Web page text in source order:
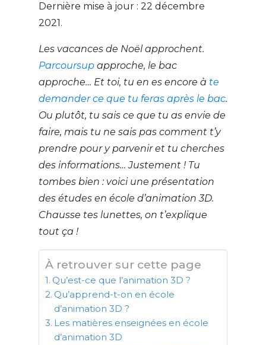
Dernière mise à jour : 22 décembre
2021.
Les vacances de Noël approchent.
Parcoursupapproche, le bac
approche… Et toi, tu en es encore à te
demander ce que tu feras après le bac.
Ou plutôt, tu sais ce que tu as envie de
faire, mais tu ne sais pas comment t’y
prendre pour y parvenir et tu cherches
des informations… Justement ! Tu
tombes bien : voici une présentation
des études en école d’animation 3D.
Chausse tes lunettes, on t’explique
tout ça !
À retrouver sur cette page
Qu’est-ce que l’animation 3D ?
Qu’apprend-t-on en école
d’animation 3D ?
Les matières enseignées en école
d’animation 3D